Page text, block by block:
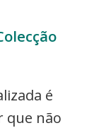
é
que não